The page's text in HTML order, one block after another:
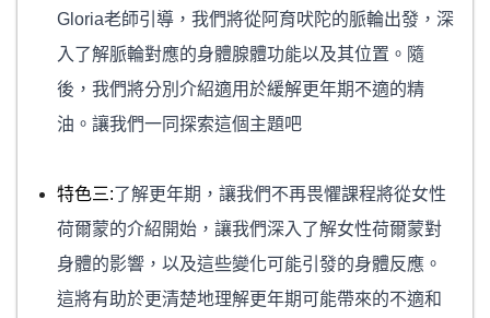
Gloria老師引導，我們將從阿育吠陀的脈輪出發，深
入了解脈輪對應的身體腺體功能以及其位置。隨
後，我們將分別介紹適用於緩解更年期不適的精
油。讓我們一同探索這個主題吧
特色三:了解更年期，讓我們不再畏懼課程將從女性
荷爾蒙的介紹開始，讓我們深入了解女性荷爾蒙對
身體的影響，以及這些變化可能引發的身體反應。
這將有助於更清楚地理解更年期可能帶來的不適和